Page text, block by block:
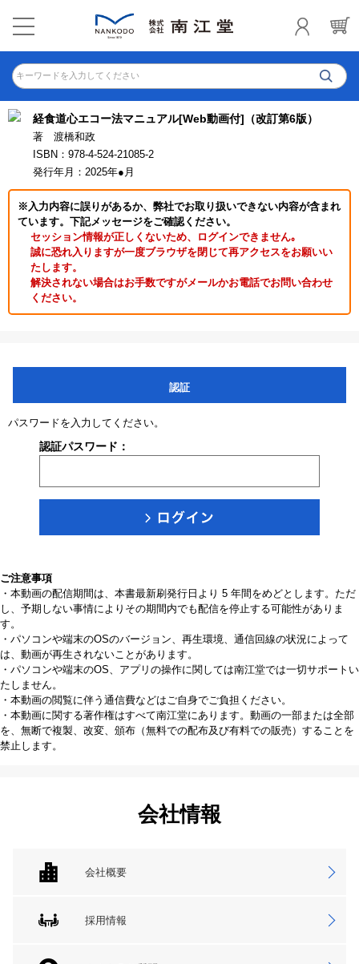
キーワードを入力してください
経食道心エコー法マニュアル[Web動画付]（改訂第6版）
著 渡橋和政
ISBN：978-4-524-21085-2
発行年月：2025年●月
※入力内容に誤りがあるか、弊社でお取り扱いできない内容が含まれ
ています。下記メッセージをご確認ください。
セッション情報が正しくないため、ログインできません｡
誠に恐れ入りますが一度ブラウザを閉じて再アクセスをお願いい
たします。
解決されない場合はお手数ですがメールかお電話でお問い合わせ
ください。
認証
パスワードを入力してください。
認証パスワード：
ご注意事項
・本動画の配信期間は、本書最新刷発行日より 5 年間をめどとします。ただ
し、予期しない事情によりその期間内でも配信を停止する可能性がありま
す。
・パソコンや端末のOSのバージョン、再生環境、通信回線の状況によって
は、動画が再生されないことがあります。
・パソコンや端末のOS、アプリの操作に関しては南江堂では一切サポートい
たしません。
・本動画の閲覧に伴う通信費などはご自身でご負担ください。
・本動画に関する著作権はすべて南江堂にあります。動画の一部または全部
を、無断で複製、改変、頒布（無料での配布及び有料での販売）することを
禁止します。
会社情報
会社概要
採用情報